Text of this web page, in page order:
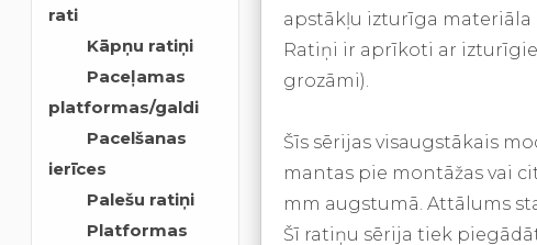
rati
Kāpņu ratiņi
Paceļamas
platformas/galdi
Pacelšanas
ierīces
Palešu ratiņi
Platformas
apstākļu izturīga materiāla
Ratiņi ir aprīkoti ar
grozāmi).
Šīs sērijas visaugstākais
mantas pie montāžas vai
mm augstumā. Attālums
Šī ratiņu sērija tiek